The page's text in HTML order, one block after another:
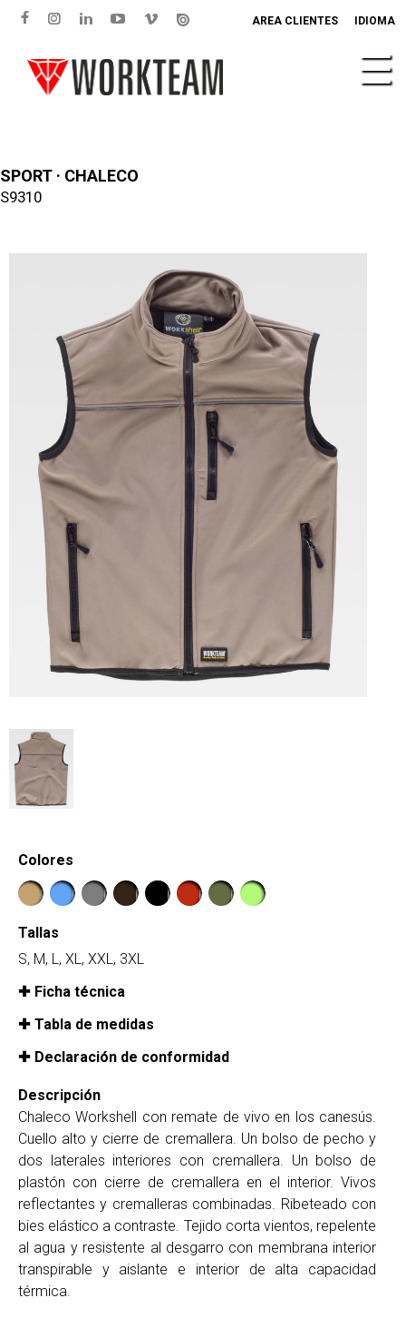
AREA CLIENTES IDIOMA
SPORT · CHALECO
S9310
Colores
Tallas
S, M, L, XL, XXL, 3XL
Ficha técnica
Tabla de medidas
Declaración de conformidad
Descripción
Chaleco Workshell con remate de vivo en los canesús.
Cuello alto y cierre de cremallera. Un bolso de pecho y
dos laterales interiores con cremallera. Un bolso de
plastón con cierre de cremallera en el interior. Vivos
reflectantes y cremalleras combinadas. Ribeteado con
bies elástico a contraste. Tejido corta vientos, repelente
al agua y resistente al desgarro con membrana interior
transpirable y aislante e interior de alta capacidad
térmica.